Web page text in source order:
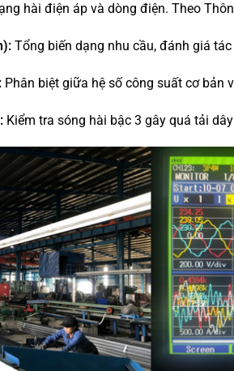
hài điện áp và dòng điện. Theo
Tổng biến dạng nhu cầu, đánh giá
Phân biệt giữa hệ số công suất cơ bản
Kiểm tra sóng hài bậc 3 gây quá tải